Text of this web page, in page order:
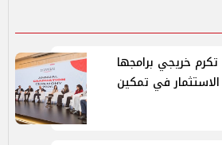
خريجي برامجها
الاستثمار في تمكين